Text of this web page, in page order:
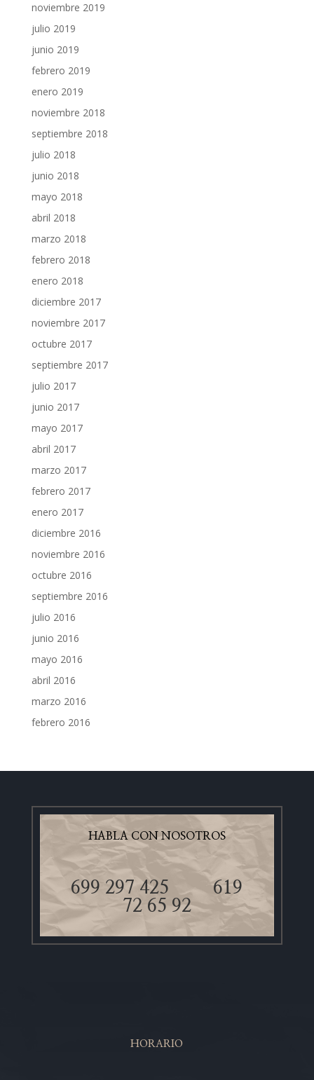
noviembre 2019
julio 2019
junio 2019
febrero 2019
enero 2019
noviembre 2018
septiembre 2018
julio 2018
junio 2018
mayo 2018
abril 2018
marzo 2018
febrero 2018
enero 2018
diciembre 2017
noviembre 2017
octubre 2017
septiembre 2017
julio 2017
junio 2017
mayo 2017
abril 2017
marzo 2017
febrero 2017
enero 2017
diciembre 2016
noviembre 2016
octubre 2016
septiembre 2016
julio 2016
junio 2016
mayo 2016
abril 2016
marzo 2016
febrero 2016
HABLA CON NOSOTROS
699 297 425619
72 65 92
HORARIO